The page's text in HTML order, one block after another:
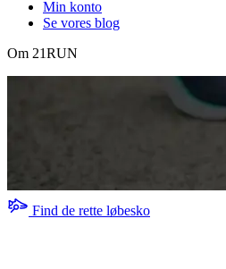
Min konto
Se vores blog
Om 21RUN
Find de rette løbesko